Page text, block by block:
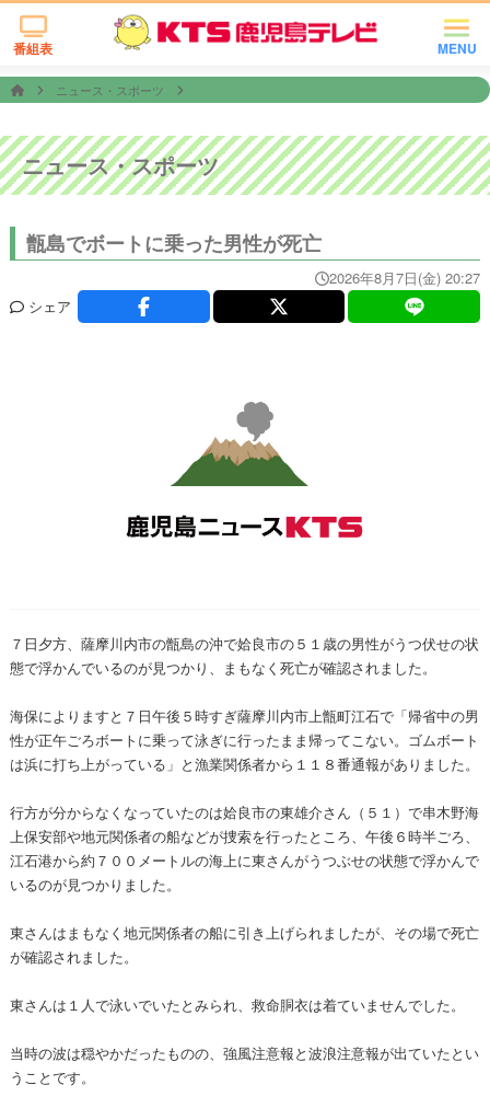
MENU
番組表
ニュース・スポーツ
ニュース・スポーツ
甑島でボートに乗った男性が死亡
2026年8月7日(金) 20:27
シェア
７日夕方、薩摩川内市の甑島の沖で姶良市の５１歳の男性がうつ伏せの状
態で浮かんでいるのが見つかり、まもなく死亡が確認されました。
海保によりますと７日午後５時すぎ薩摩川内市上甑町江石で「帰省中の男
性が正午ごろボートに乗って泳ぎに行ったまま帰ってこない。ゴムボート
は浜に打ち上がっている」と漁業関係者から１１８番通報がありました。
行方が分からなくなっていたのは姶良市の東雄介さん（５１）で串木野海
上保安部や地元関係者の船などが捜索を行ったところ、午後６時半ごろ、
江石港から約７００メートルの海上に東さんがうつぶせの状態で浮かんで
いるのが見つかりました。
東さんはまもなく地元関係者の船に引き上げられましたが、その場で死亡
が確認されました。
東さんは１人で泳いでいたとみられ、救命胴衣は着ていませんでした。
当時の波は穏やかだったものの、強風注意報と波浪注意報が出ていたとい
うことです。